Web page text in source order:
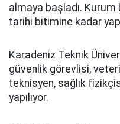
almaya başladı.
tarihi bitimine kadar
Karadeniz Teknik
güvenlik görevlisi,
teknisyen, sağlık
yapılıyor.